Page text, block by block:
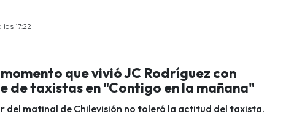
las 17:22
que vivió JC Rodríguez con
de taxistas en "Contigo en la mañana"
del matinal de Chilevisión no toleró la actitud del taxista.